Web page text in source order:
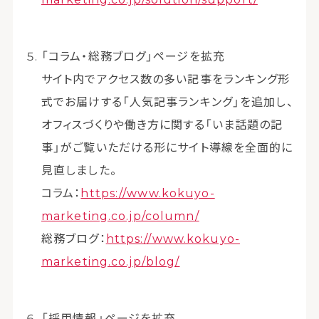
「コラム・総務ブログ」ページを拡充
サイト内でアクセス数の多い記事をランキング形
式でお届けする「人気記事ランキング」を追加し、
オフィスづくりや働き方に関する「いま話題の記
事」がご覧いただける形にサイト導線を全面的に
見直しました。
コラム： https://www.kokuyo-
marketing.co.jp/column/
総務ブログ： https://www.kokuyo-
marketing.co.jp/blog/